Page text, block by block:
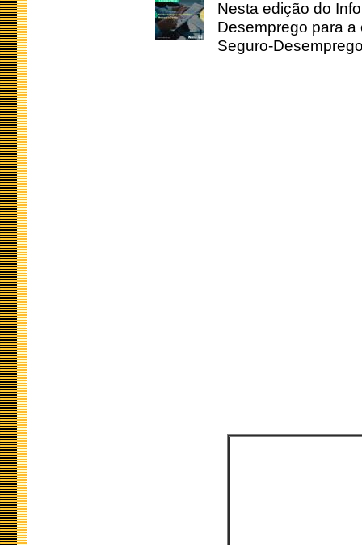
Nesta edição do
Desemprego para
Seguro-